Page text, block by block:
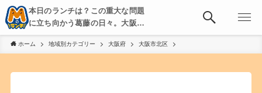
本日のランチは？この重大な問題
に立ち向かう葛藤の日々。大阪・
京都・神戸を中心とした食べ歩
き、飲み歩きを綴る。
ホーム 地域別カテゴリー 大阪府 大阪市北区